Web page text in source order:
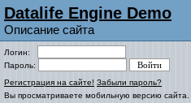
Datalife Engine Demo
Описание сайта
Логин:
Пароль:
Регистрация на сайте! Забыли пароль?
Вы просматриваете мобильную версию сайта.